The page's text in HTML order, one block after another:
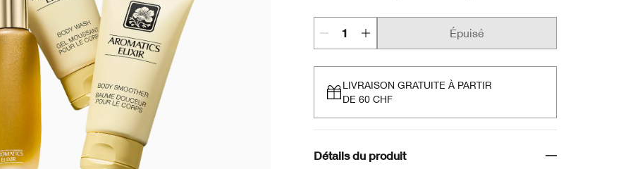
Épuisé
LIVRAISON GRATUITE À PARTIR
DE 60 CHF
Détails du produit